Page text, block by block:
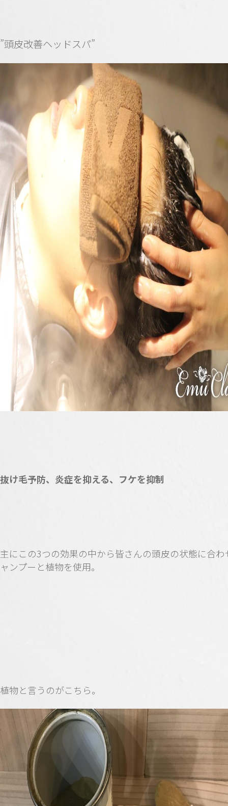
”頭皮改善ヘッドスパ”
抜け毛予防、炎症を抑える、フケを抑制
主にこの3つの効果の中から皆さんの頭皮の状態に合わ
ャンプーと植物を使用。
植物と言うのがこちら。